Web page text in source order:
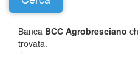
Banca BCC Agrobresciano
trovata.